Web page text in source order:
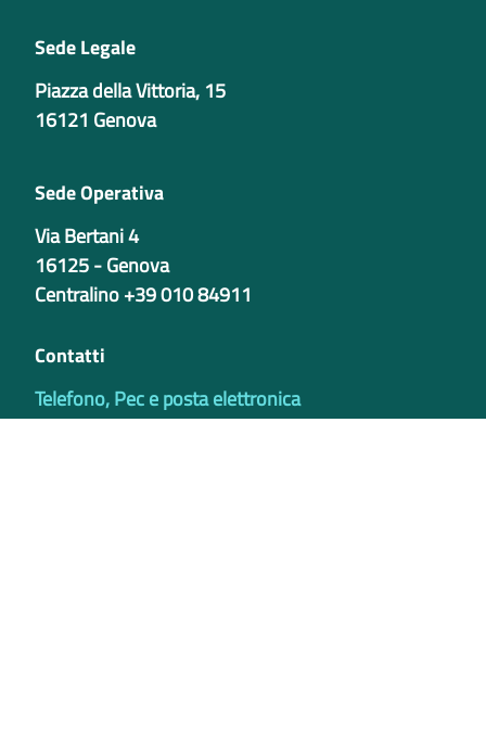
Sede Legale
Piazza della Vittoria, 15
16121 Genova
Sede Operativa
Via Bertani 4
16125 - Genova
Centralino +39 010 84911
Contatti
Telefono, Pec e posta elettronica